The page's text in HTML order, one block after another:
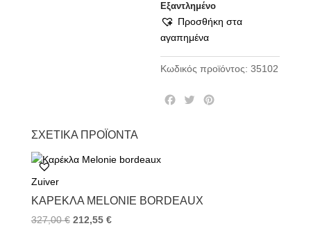
Εξαντλημένο
Προσθήκη στα
αγαπημένα
Κωδικός προϊόντος:35102
k
T
ΣΧΕΤΙΚΆ ΠΡΟΪΌΝΤΑ
Zuiver
ΚΑΡΈΚΛΑ MELONIE BORDEAUX
327,00€ 212,55 €